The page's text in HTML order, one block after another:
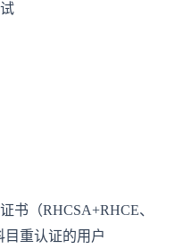
书（RHCSA+RHCE、
重认证的用户